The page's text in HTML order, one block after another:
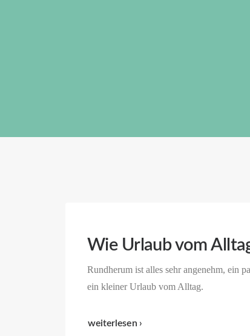
Wie Urlaub vom
Rundherum ist alles sehr angenehm, ein
ein kleiner Urlaub vom Alltag.
weiterlesen ›